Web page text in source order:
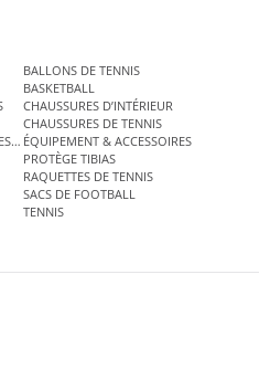
BALLONS DE TENNIS
BASKETBALL
CHAUSSURES D’INTÉRIEUR
CHAUSSURES DE TENNIS
DE TENNIS
ÉQUIPEMENT & ACCESSOIRES
PROTÈGE TIBIAS
RAQUETTES DE TENNIS
SACS DE FOOTBALL
TENNIS